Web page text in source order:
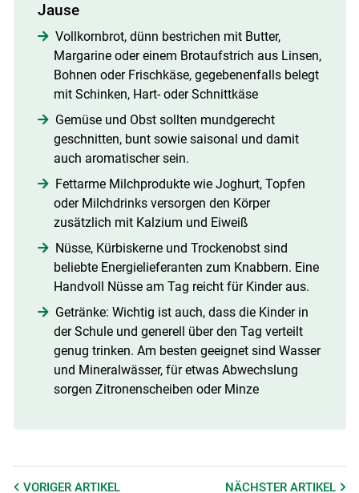
Jause
Vollkornbrot, dünn bestrichen mit Butter,
Margarine oder einem Brotaufstrich aus Linsen,
Bohnen oder Frischkäse, gegebenenfalls belegt
mit Schinken, Hart- oder Schnittkäse
Gemüse und Obst sollten mundgerecht
geschnitten, bunt sowie saisonal und damit
auch aromatischer sein.
Fettarme Milchprodukte wie Joghurt, Topfen
oder Milchdrinks versorgen den Körper
zusätzlich mit Kalzium und Eiweiß
Nüsse, Kürbiskerne und Trockenobst sind
beliebte Energielieferanten zum Knabbern. Eine
Handvoll Nüsse am Tag reicht für Kinder aus.
Getränke: Wichtig ist auch, dass die Kinder in
der Schule und generell über den Tag verteilt
genug trinken. Am besten geeignet sind Wasser
und Mineralwässer, für etwas Abwechslung
sorgen Zitronenscheiben oder Minze
VORIGER ARTIKEL NÄCHSTERARTIKEL